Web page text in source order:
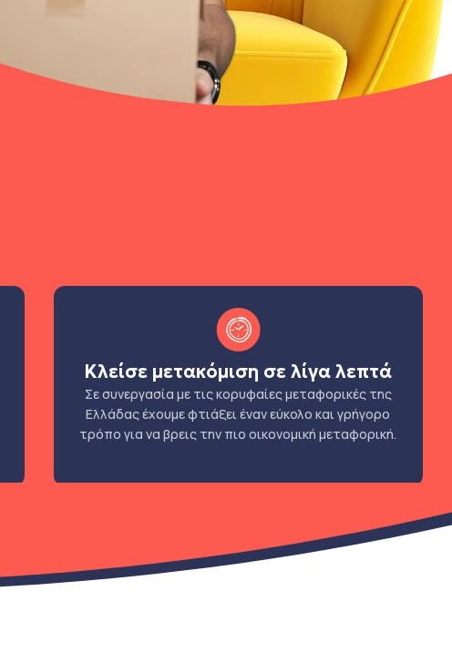
Κλείσε μετακόμιση σε λίγα λεπτά
Σε συνεργασία με τις κορυφαίες μεταφορικές της
Ελλάδας έχουμε φτιάξει έναν εύκολο και γρήγορο
τρόπο για να βρεις την πιο οικονομική μεταφορική.